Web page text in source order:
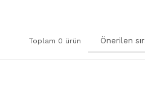
Toplam 0 ürün